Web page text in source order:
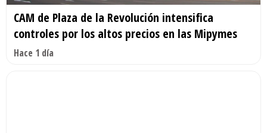
CAM de Plaza de la Revolución intensifica
controles por los altos precios en las Mipymes
Hace 1 día